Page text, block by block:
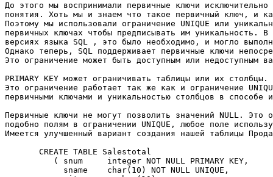
До этого мы воспринимали первичные ключи
понятия. Хоть мы и знаем что такое первичный ключ, и
Поэтому мы использовали ограничение UNIQUE или
первичных ключах чтобы предписывать им уникальность.
версиях языка SQL , это было необходимо, и могло
Однако теперь, SQL поддерживает первичные ключи
Это ограничение может быть доступным или недоступным
PRIMARY KEY может ограничивать таблицы или их столбцы.
Это ограничение работает так же как и ограничение
первичными ключами и уникальностью столбцов в
Первичные ключи не могут позволить значений NULL. Это
подобно полям в ограничении UNIQUE, любое поле
Имеется улучшенный вариант создания нашей таблицы
       CREATE TABLE Salestotal
          ( snum     integer NOT NULL PRIMARY KEY,
            sname    char(10) NOT NULL UNIQUE,